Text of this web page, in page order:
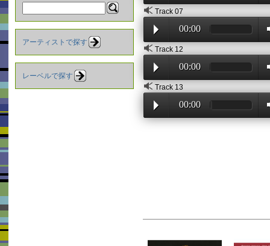
アーティストで探す
レーベルで探す
Track 07
00:00
Track 12
00:00
Track 13
00:00